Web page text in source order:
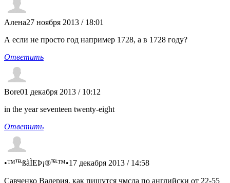
Алена27 ноября 2013 / 18:01
А если не просто год например 1728, а в 1728 году?
Ответить
Bore01 декабря 2013 / 10:12
in the year seventeen twenty-eight
Ответить
•™℡ßàÌEÞ¡®℡™•17 декабря 2013 / 14:58
Савченко Валерия. как пишутся чмсла по английски от 22-55